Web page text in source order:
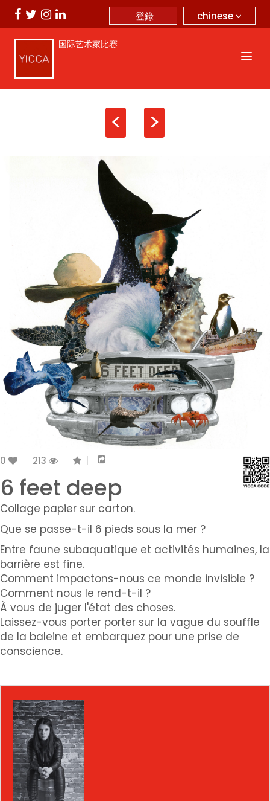
chinese
登錄
国际艺术家比赛
< >
0 213
6 feet deep
Collage papier sur carton.
Que se passe-t-il 6 pieds sous la mer ?
Entre faune subaquatique et activités humaines, la
barrière est fine.
Comment impactons-nous ce monde invisible ?
Comment nous le rend-t-il ?
À vous de juger l'état des choses.
Laissez-vous porter porter sur la vague du souffle
de la baleine et embarquez pour une prise de
conscience.